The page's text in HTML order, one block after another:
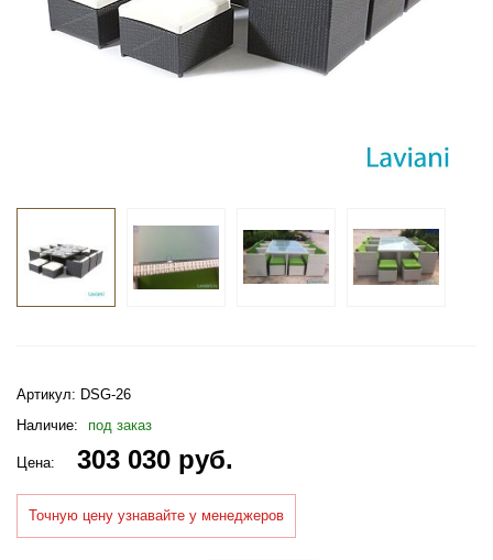
Артикул: DSG-26
Наличие:
под заказ
Цена: 303 030 руб.
Точную цену узнавайте у менеджеров